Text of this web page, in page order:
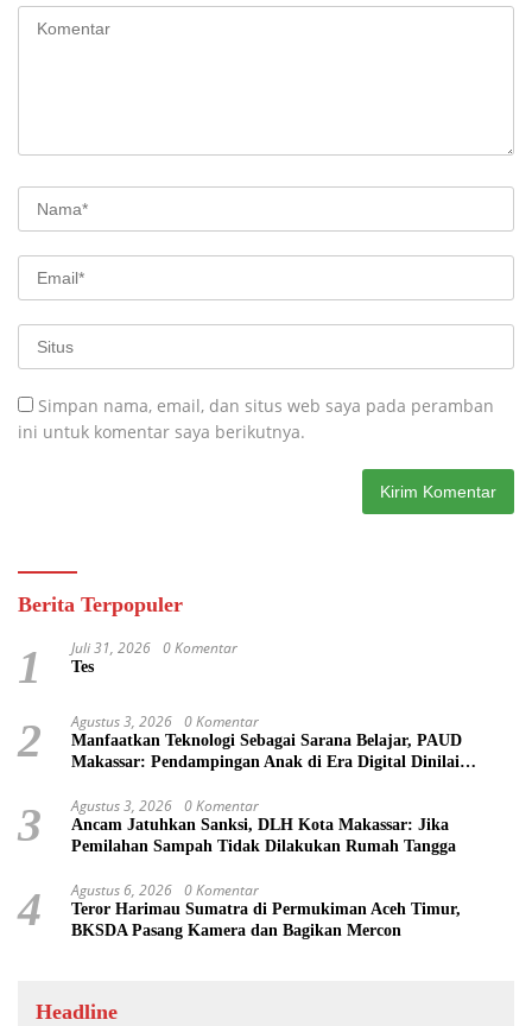
Simpan nama, email, dan situs web saya pada peramban
ini untuk komentar saya berikutnya.
Berita Terpopuler
1 Juli 31, 2026 0 Komentar
Tes
2 Agustus 3, 2026 0 Komentar
Manfaatkan Teknologi Sebagai Sarana Belajar, PAUD
Makassar: Pendampingan Anak di Era Digital Dinilai
3 Agustus 3, 2026 0 Komentar
Ancam Jatuhkan Sanksi, DLH Kota Makassar: Jika
Pemilahan Sampah Tidak Dilakukan Rumah Tangga
4 Agustus 6, 2026 0 Komentar
Teror Harimau Sumatra di Permukiman Aceh Timur,
BKSDA Pasang Kamera dan Bagikan Mercon
Headline